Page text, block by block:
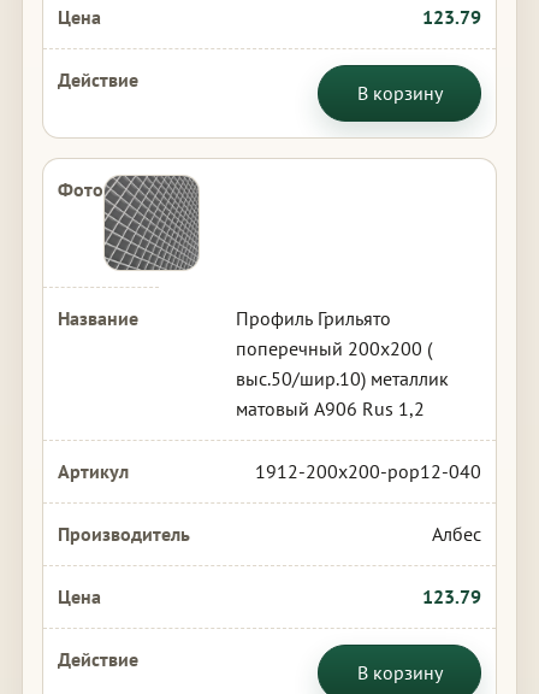
123.79
В корзину
Профиль Грильято
поперечный 200х200 (
выс.50/шир.10) металлик
матовый А906 Rus 1,2
1912-200x200-pop12-040
Албес
123.79
В корзину